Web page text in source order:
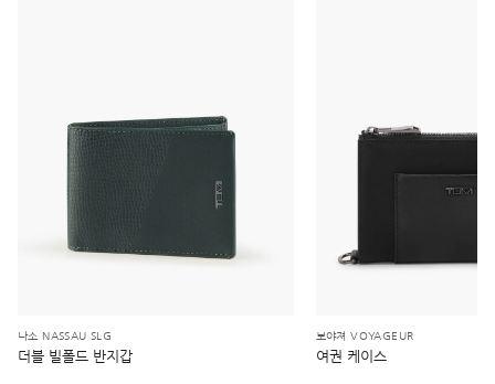
나소 NASSAU SLG
더블 빌폴드 반지갑
보야져 VOYAGEUR
여권 케이스